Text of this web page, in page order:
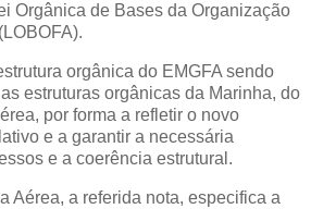
Orgânica de Bases da Organização
orgânica do EMGFA sendo
estruturas orgânicas da Marinha, do
por forma a refletir o novo
e a garantir a necessária
e a coerência estrutural.
Aérea, a referida nota, especifica a